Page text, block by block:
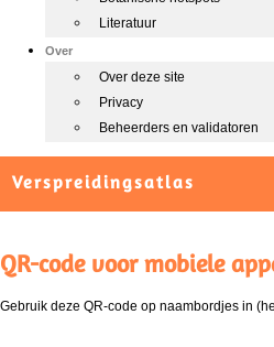
Literatuur
Over
Over deze site
Privacy
Beheerders en validatoren
Verspreidingsatlas
QR-code voor mobiele
Gebruik deze QR-code op naambordjes in